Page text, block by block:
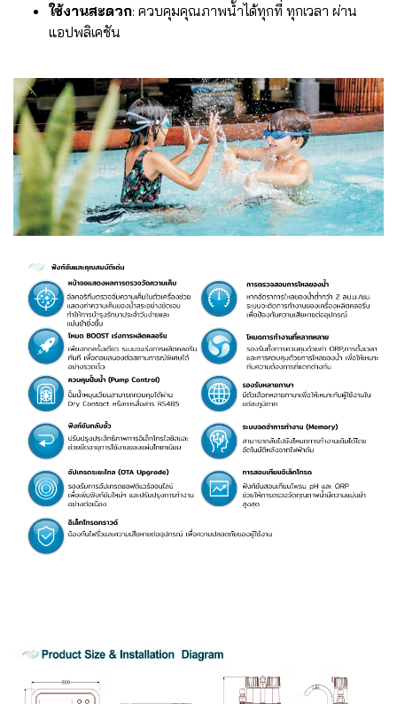
ใช้งานสะดวก: ควบคุมคุณภาพน้ำได้ทุกที่ ทุกเวลา ผ่าน
แอปพลิเคชัน